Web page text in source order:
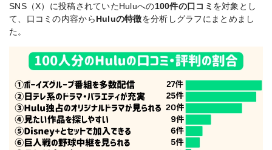
（土）
マ
して掲載
日
8月1
日
（土）
映画
劇場版『TOKY
O MER～走る緊
急救命室～』
8月1日配信開始。人
気医療ドラマの劇場
版
8月1
日
（土）
国内
映画
裏社員。-スパイ
やらせてもろて
ます-
8月1日配信開始。Hu
luストア作品ページ
を確認
SNS（X）に投稿されていたHuluへの100件の口コミ を対象とし
て、口コミの内容から Huluの特徴を分析しグラフにまとめまし
た。